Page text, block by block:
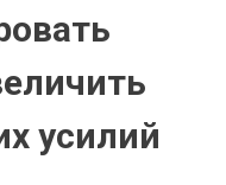
усилий